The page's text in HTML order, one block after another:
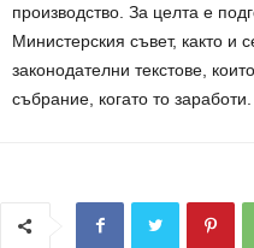
производство. За целта е
Министерския съвет, както и
законодателни текстове,
събрание, когато то заработи.